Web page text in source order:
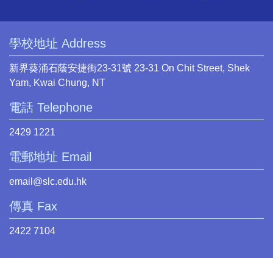
學校地址 Address
新界葵涌石蔭安捷街23-31號 23-31 On Chit Street, Shek
Yam, Kwai Chung, NT
電話 Telephone
2429 1221
電郵地址 Email
email@slc.edu.hk
傳真 Fax
2422 7104